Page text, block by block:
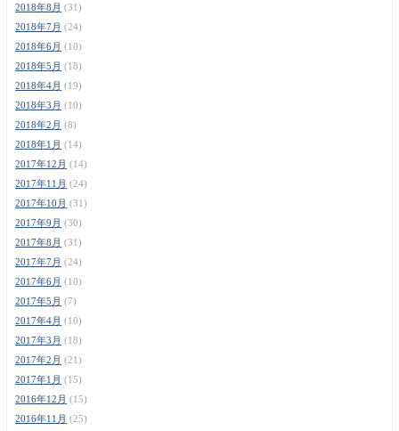
2018年8月 (31)
2018年7月 (24)
2018年6月 (10)
2018年5月 (18)
2018年4月 (19)
2018年3月 (10)
2018年2月 (8)
2018年1月 (14)
2017年12月 (14)
2017年11月 (24)
2017年10月 (31)
2017年9月 (30)
2017年8月 (31)
2017年7月 (24)
2017年6月 (10)
2017年5月 (7)
2017年4月 (10)
2017年3月 (18)
2017年2月 (21)
2017年1月 (15)
2016年12月 (15)
2016年11月 (25)